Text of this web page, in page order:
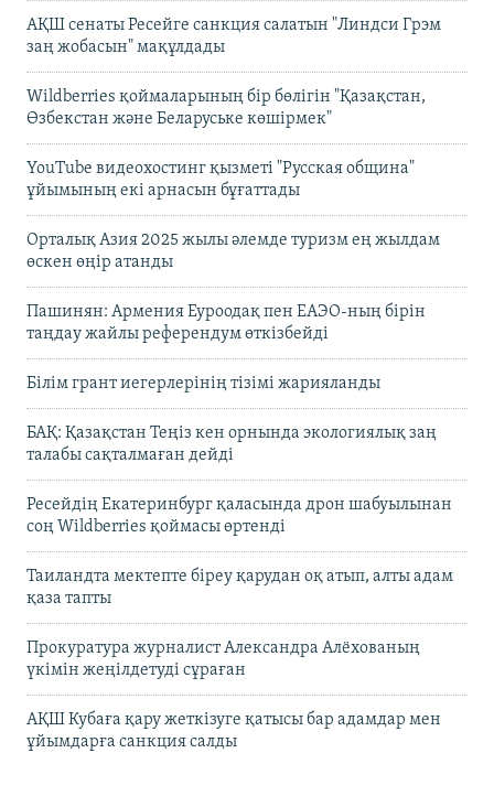
АҚШ сенаты Ресейге санкция салатын "Линдси Грэм
заң жобасын" мақұлдады
Wildberries қоймаларының бір бөлігін "Қазақстан,
Өзбекстан және Беларуське көшірмек"
YouTube видеохостинг қызметі "Русская община"
ұйымының екі арнасын бұғаттады
Орталық Азия 2025 жылы әлемде туризм ең жылдам
өскен өңір атанды
Пашинян: Армения Еуроодақ пен ЕАЭО-ның бірін
таңдау жайлы референдум өткізбейді
Білім грант иегерлерінің тізімі жарияланды
БАҚ: Қазақстан Теңіз кен орнында экологиялық заң
талабы сақталмаған дейді
Ресейдің Екатеринбург қаласында дрон шабуылынан
соң Wildberries қоймасы өртенді
Таиландта мектепте біреу қарудан оқ атып, алты адам
қаза тапты
Прокуратура журналист Александра Алёхованың
үкімін жеңілдетуді сұраған
АҚШ Кубаға қару жеткізуге қатысы бар адамдар мен
ұйымдарға санкция салды